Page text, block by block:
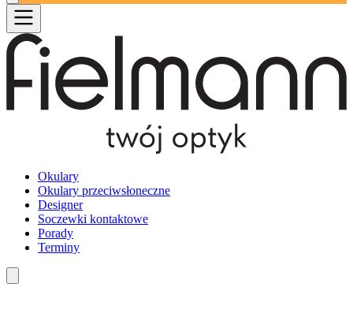
Okulary
Okulary przeciwsłoneczne
Designer
Soczewki kontaktowe
Porady
Terminy